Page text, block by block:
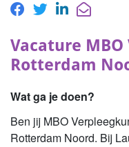
Vacature
Rotterdam
Wat ga je doen?
Ben jij MBO
Rotterdam Noord. Bij